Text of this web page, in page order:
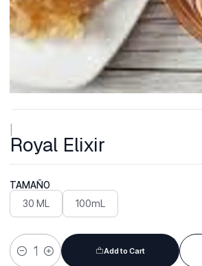
Royal Elixir
TAMAÑO
30 ML 100mL
Quantity
Add to Cart